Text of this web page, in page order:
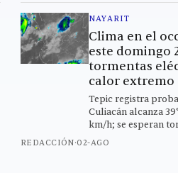
NAYARIT
Clima en el
este domingo
tormentas
calor extremo
Tepic registra
Culiacán alcanza
km/h; se esperan
ligero y chubascos
REDACCIÓN·02-AGO